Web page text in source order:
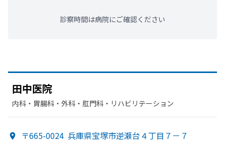
診察時間は病院にご確認ください
田中医院
内科・​胃腸科・​外科・​肛門科・​リハビリテーション
〒665-0024 兵庫県宝塚市逆瀬台４丁目７－７